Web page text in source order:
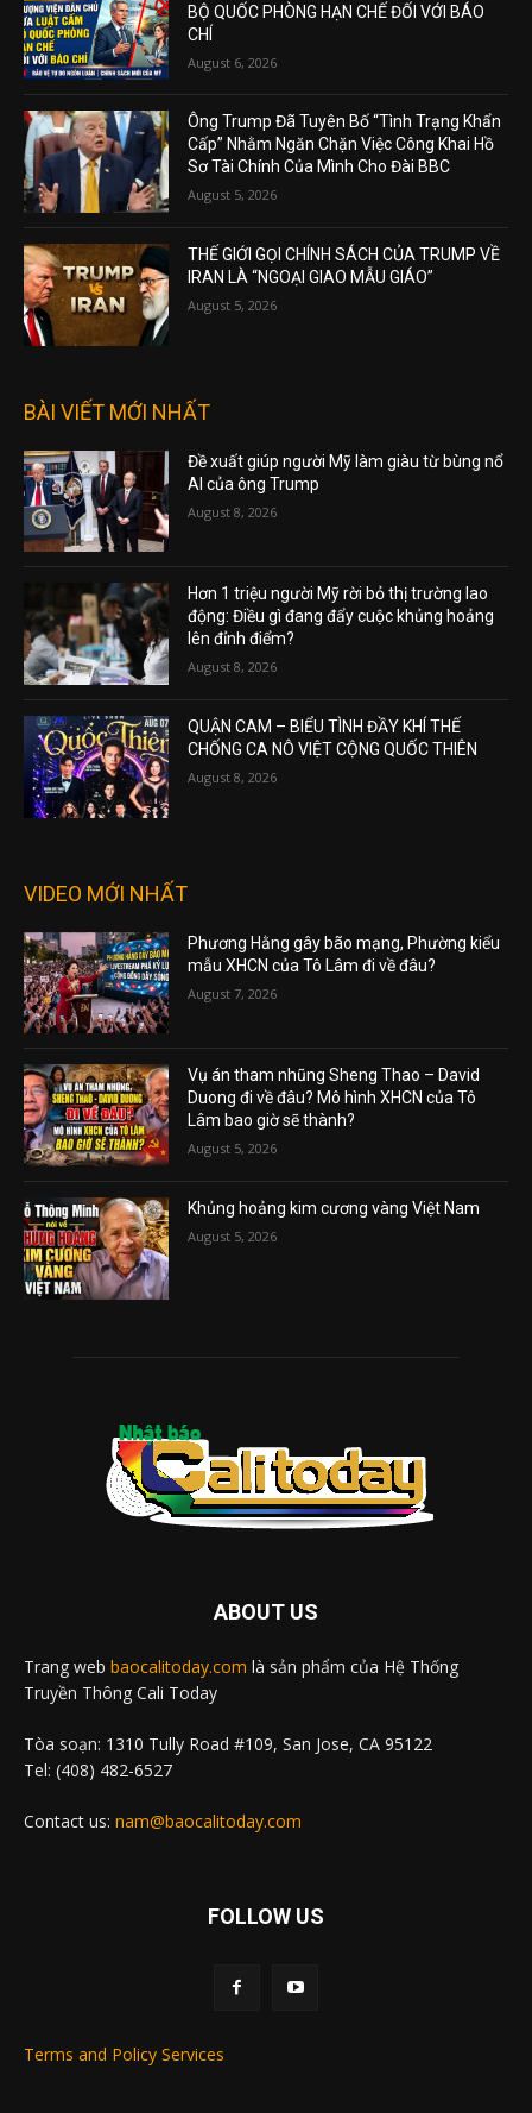
BỘ QUỐC PHÒNG HẠN CHẾ ĐỐI VỚI BÁO
CHÍ
August 6, 2026
Ông Trump Đã Tuyên Bố “Tình Trạng Khẩn
Cấp” Nhằm Ngăn Chặn Việc Công Khai Hồ
Sơ Tài Chính Của Mình Cho Đài BBC
August 5, 2026
THẾ GIỚI GỌI CHÍNH SÁCH CỦA TRUMP VỀ
IRAN LÀ “NGOẠI GIAO MẪU GIÁO”
August 5, 2026
BÀI VIẾT MỚI NHẤT
Đề xuất giúp người Mỹ làm giàu từ bùng nổ
AI của ông Trump
August 8, 2026
Hơn 1 triệu người Mỹ rời bỏ thị trường lao
động: Điều gì đang đẩy cuộc khủng hoảng
lên đỉnh điểm?
August 8, 2026
QUẬN CAM – BIỂU TÌNH ĐẦY KHÍ THẾ
CHỐNG CA NÔ VIỆT CỘNG QUỐC THIÊN
August 8, 2026
VIDEO MỚI NHẤT
Phương Hằng gây bão mạng, Phường kiểu
mẫu XHCN của Tô Lâm đi về đâu?
August 7, 2026
Vụ án tham nhũng Sheng Thao – David
Duong đi về đâu? Mô hình XHCN của Tô
Lâm bao giờ sẽ thành?
August 5, 2026
Khủng hoảng kim cương vàng Việt Nam
August 5, 2026
ABOUT US
Trang web baocalitoday.com là sản phẩm của Hệ Thống
Truyền Thông Cali Today
Tòa soạn: 1310 Tully Road #109, San Jose, CA 95122
Tel: (408) 482-6527
Contact us: nam@baocalitoday.com
FOLLOW US
Terms and Policy Services